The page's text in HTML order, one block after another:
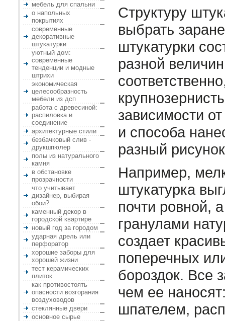
мебель для спальни
о напольных
покрытиях
современные
декоративные
штукатурки
уютный дом:
современные
тенденции и модные
штрихи
экономическая
целесообразность
мебели из дсп
работа с древесиной:
распиловка и
соединение
архитектурные стили
безбачковый слив -
друкшпюлер
полы из натурального
камня
в обстановке
прозрачности
что учитывает
дизайнер, выбирая
обои?
каменный декор в
городской квартире
новый год за городом
ударная дрель или
перфоратор
хорошие заборы для
хорошей жизни
тест керамических
плиток
как противостоять
опасности возгорания
воздуховодов
стеклянные двери
основное сырье
Структуру
выбрать
штукатурки
разной
зависимости
и способа
разный
Например,
штукатурка
почти ровной,
гранулами
создает
поперечных
бороздок. Все
чем ее
шпателем,